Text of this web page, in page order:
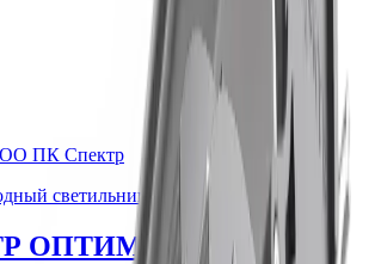
ПК Спектр
светильник
ОПТИМА 55